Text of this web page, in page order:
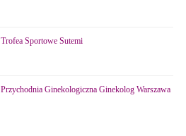
Trofea Sportowe Sutemi
Przychodnia Ginekologiczna Ginekolog Warszawa